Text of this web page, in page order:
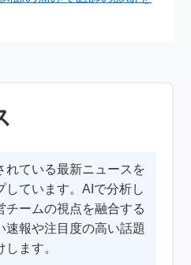
れている最新ニュースを
しています。AIで分析し
チームの視点を融合する
速報や注目度の高い話題
ます。